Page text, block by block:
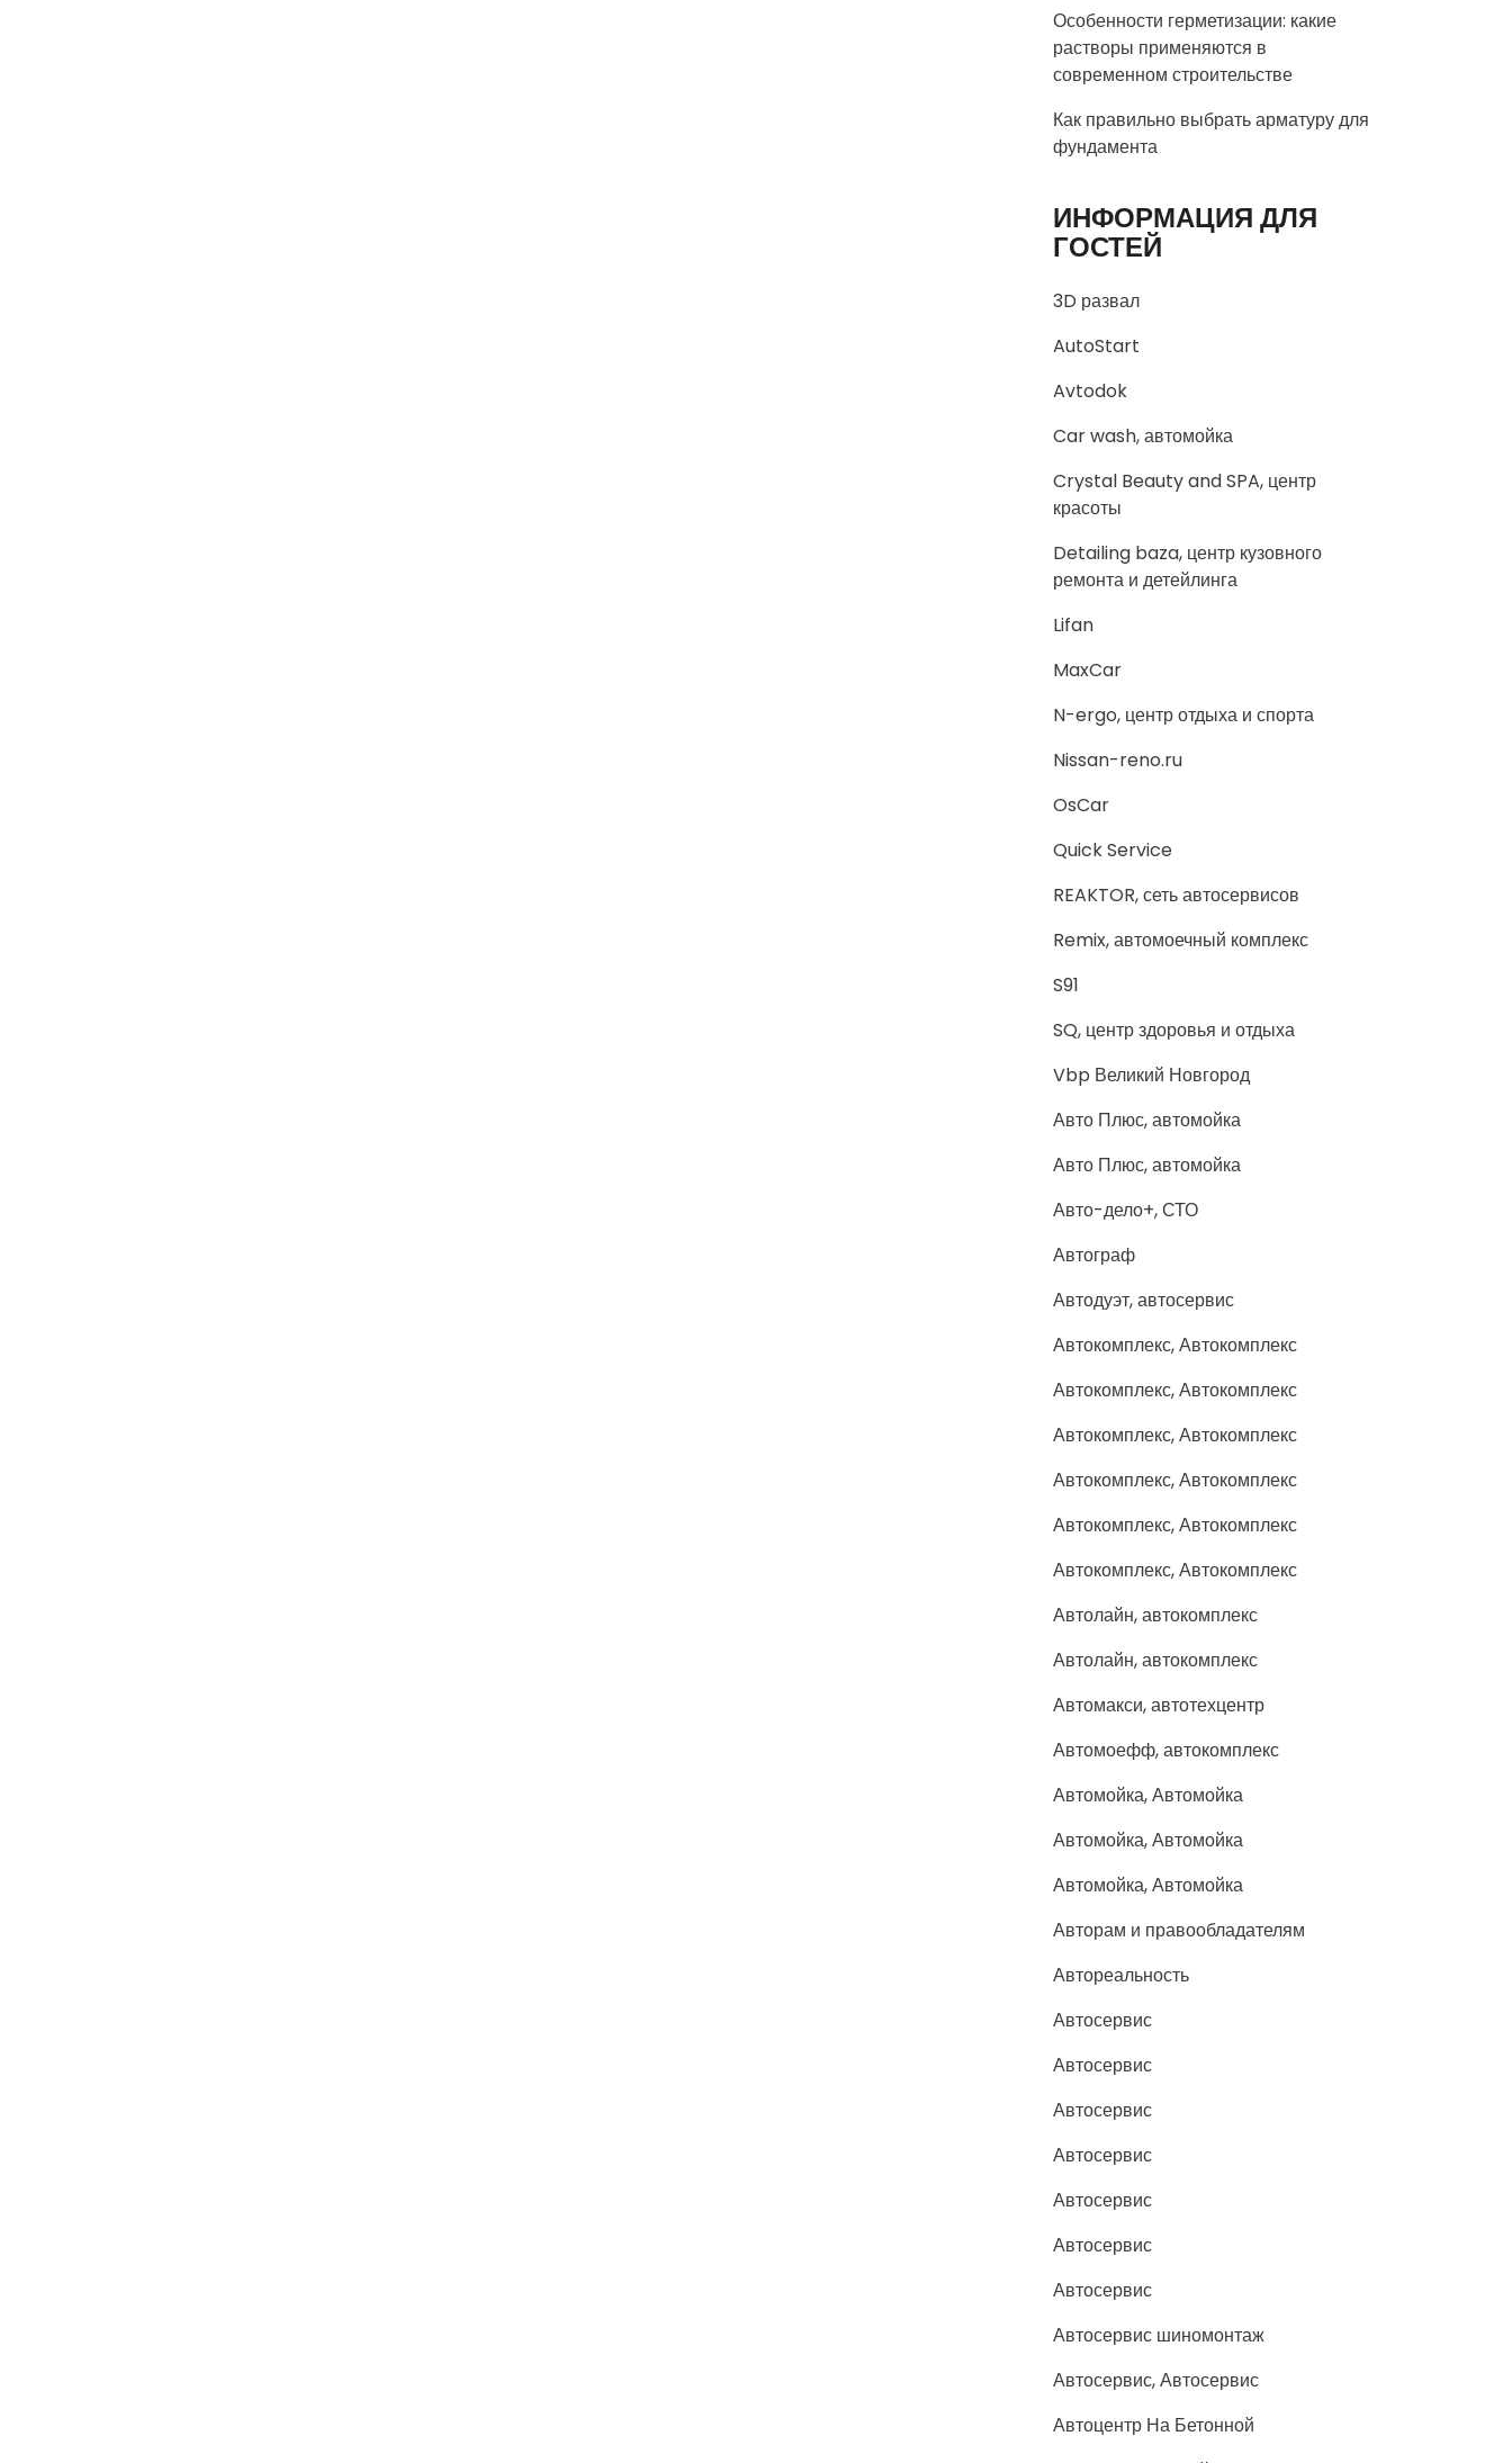
Особенности герметизации: какие
растворы применяются в
современном строительстве
Как правильно выбрать арматуру для
фундамента
ИНФОРМАЦИЯ ДЛЯ
ГОСТЕЙ
3D развал
AutoStart
Avtodok
Car wash, автомойка
Crystal Beauty and SPA, центр
красоты
Detailing baza, центр кузовного
ремонта и детейлинга
Lifan
MaxCar
N-ergo, центр отдыха и спорта
Nissan-reno.ru
OsCar
Quick Service
REAKTOR, сеть автосервисов
Remix, автомоечный комплекс
S91
SQ, центр здоровья и отдыха
Vbp Великий Новгород
Авто Плюс, автомойка
Авто Плюс, автомойка
Авто-дело+, СТО
Автограф
Автодуэт, автосервис
Автокомплекс, Автокомплекс
Автокомплекс, Автокомплекс
Автокомплекс, Автокомплекс
Автокомплекс, Автокомплекс
Автокомплекс, Автокомплекс
Автокомплекс, Автокомплекс
Автолайн, автокомплекс
Автолайн, автокомплекс
Автомакси, автотехцентр
Автомоефф, автокомплекс
Автомойка, Автомойка
Автомойка, Автомойка
Автомойка, Автомойка
Авторам и правообладателям
Автореальность
Автосервис
Автосервис
Автосервис
Автосервис
Автосервис
Автосервис
Автосервис
Автосервис шиномонтаж
Автосервис, Автосервис
Автоцентр На Бетонной